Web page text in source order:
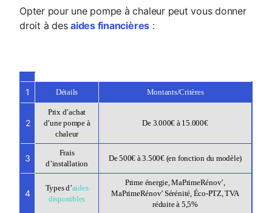
Opter pour une pompe à chaleur peut vous donner
droit à desaides financières :
1 Détails Montants/Critères
2
Prix d’achat
d’une pompe à
chaleur
De 3.000€ à 15.000€
3
Frais
d’installation
De 500€ à 3.500€ (en fonction du modèle)
4
Types d’aides
disponibles
Prime énergie, MaPrimeRénov’,
MaPrimeRénov’ Sérénité, Éco-PTZ, TVA
réduite à 5,5%